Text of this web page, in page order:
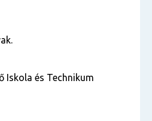
Iskola és Technikum